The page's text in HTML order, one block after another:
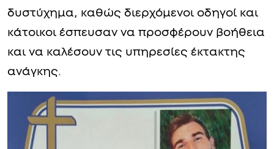
δυστύχημα, καθώς διερχόμενοι οδηγοί και
κάτοικοι έσπευσαν να προσφέρουν βοήθεια
και να καλέσουν τις υπηρεσίες έκτακτης
ανάγκης.